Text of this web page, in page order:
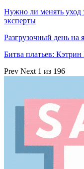
Нужно ли менять уход
эксперты
Разгрузочный день на
Битва платьев:
Prev Next 1 из 196